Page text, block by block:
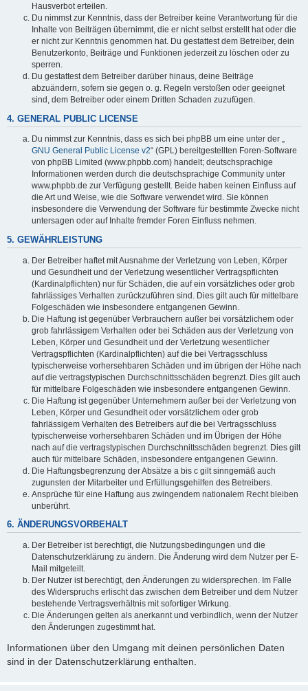
Hausverbot erteilen.
Du nimmst zur Kenntnis, dass der Betreiber keine Verantwortung für die
Inhalte von Beiträgen übernimmt, die er nicht selbst erstellt hat oder die
er nicht zur Kenntnis genommen hat. Du gestattest dem Betreiber, dein
Benutzerkonto, Beiträge und Funktionen jederzeit zu löschen oder zu
sperren.
Du gestattest dem Betreiber darüber hinaus, deine Beiträge
abzuändern, sofern sie gegen o. g. Regeln verstoßen oder geeignet
sind, dem Betreiber oder einem Dritten Schaden zuzufügen.
4. GENERAL PUBLIC LICENSE
Du nimmst zur Kenntnis, dass es sich bei phpBB um eine unter der „
GNU General Public License v2“ (GPL) bereitgestellten Foren-Software
von phpBB Limited (www.phpbb.com) handelt; deutschsprachige
Informationen werden durch die deutschsprachige Community unter
www.phpbb.de zur Verfügung gestellt. Beide haben keinen Einfluss auf
die Art und Weise, wie die Software verwendet wird. Sie können
insbesondere die Verwendung der Software für bestimmte Zwecke nicht
untersagen oder auf Inhalte fremder Foren Einfluss nehmen.
5. GEWÄHRLEISTUNG
Der Betreiber haftet mit Ausnahme der Verletzung von Leben, Körper
und Gesundheit und der Verletzung wesentlicher Vertragspflichten
(Kardinalpflichten) nur für Schäden, die auf ein vorsätzliches oder grob
fahrlässiges Verhalten zurückzuführen sind. Dies gilt auch für mittelbare
Folgeschäden wie insbesondere entgangenen Gewinn.
Die Haftung ist gegenüber Verbrauchern außer bei vorsätzlichem oder
grob fahrlässigem Verhalten oder bei Schäden aus der Verletzung von
Leben, Körper und Gesundheit und der Verletzung wesentlicher
Vertragspflichten (Kardinalpflichten) auf die bei Vertragsschluss
typischerweise vorhersehbaren Schäden und im übrigen der Höhe nach
auf die vertragstypischen Durchschnittsschäden begrenzt. Dies gilt auch
für mittelbare Folgeschäden wie insbesondere entgangenen Gewinn.
Die Haftung ist gegenüber Unternehmern außer bei der Verletzung von
Leben, Körper und Gesundheit oder vorsätzlichem oder grob
fahrlässigem Verhalten des Betreibers auf die bei Vertragsschluss
typischerweise vorhersehbaren Schäden und im Übrigen der Höhe
nach auf die vertragstypischen Durchschnittsschäden begrenzt. Dies gilt
auch für mittelbare Schäden, insbesondere entgangenen Gewinn.
Die Haftungsbegrenzung der Absätze a bis c gilt sinngemäß auch
zugunsten der Mitarbeiter und Erfüllungsgehilfen des Betreibers.
Ansprüche für eine Haftung aus zwingendem nationalem Recht bleiben
unberührt.
6. ÄNDERUNGSVORBEHALT
Der Betreiber ist berechtigt, die Nutzungsbedingungen und die
Datenschutzerklärung zu ändern. Die Änderung wird dem Nutzer per E-
Mail mitgeteilt.
Der Nutzer ist berechtigt, den Änderungen zu widersprechen. Im Falle
des Widerspruchs erlischt das zwischen dem Betreiber und dem Nutzer
bestehende Vertragsverhältnis mit sofortiger Wirkung.
Die Änderungen gelten als anerkannt und verbindlich, wenn der Nutzer
den Änderungen zugestimmt hat.
Informationen über den Umgang mit deinen persönlichen Daten
sind in der Datenschutzerklärung enthalten.